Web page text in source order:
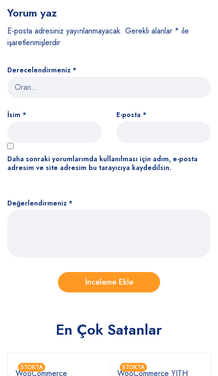
Yorum yaz
E-posta adresiniz yayınlanmayacak. Gerekli alanlar * ile
işaretlenmişlerdir
Derecelendirmeniz *
Değerlendirmeniz *
İsim * E-posta *
Daha sonraki yorumlarımda kullanılması için adım, e-posta
adresim ve site adresim bu tarayıcıya kaydedilsin.
En Çok Satanlar
STOKTA
WooCommerce
STOKTA
WooCommerce YITH